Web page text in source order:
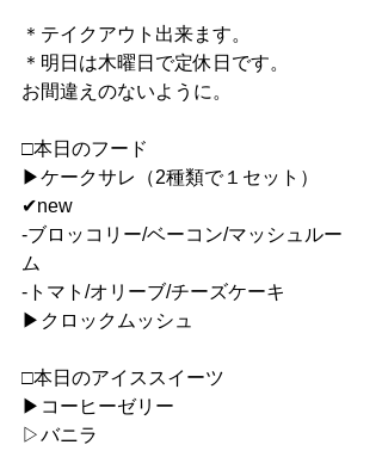
＊テイクアウト出来ます。
＊明日は木曜日で定休日です。
お間違えのないように。
□本日のフード
▶︎ケークサレ（2種類で１セット）
✔︎new
-ブロッコリー/ベーコン/マッシュルー
ム
-トマト/オリーブ/チーズケーキ
▶︎クロックムッシュ
□本日のアイススイーツ
▶︎コーヒーゼリー
▷バニラ